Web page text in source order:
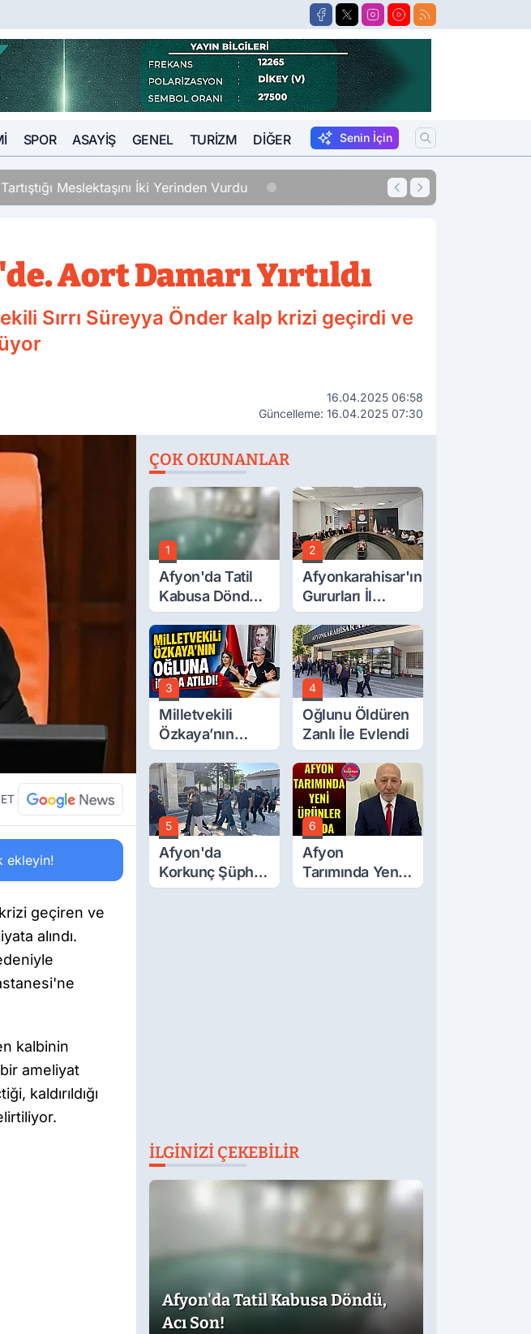
SPOR ASAYIŞ GENEL TURIZM DIĞER Senin İçin
Meslektaşını İki Yerinden Vurdu 12:33
Aort Damarı Yırtıldı
Sırrı Süreyya Önder kalp krizi geçirdi ve
16.04.2025 06:58
Güncelleme: 16.04.2025 07:30
ekleyin!
geçiren ve
alındı.
kalbinin
ameliyat
kaldırıldığı
ÇOK OKUNANLAR
1
Afyon'da Tatil
Kabusa Döndü,
Acı Son!
2
Afyonkarahisar'ın
Gururları İl
Müdürüyle
Buluştu
3
Milletvekili
Özkaya’nın
Oğluna İftira
Atıldı
4
Oğlunu Öldüren
Zanlı İle Evlendi
5
Afyon'da
Korkunç Şüphe!
Düştü Mü,
6
Afyon
Tarımında Yeni
Ürünler Yolda
İLGINIZI ÇEKEBILIR
Afyon'da Tatil Kabusa Döndü,
Acı Son!